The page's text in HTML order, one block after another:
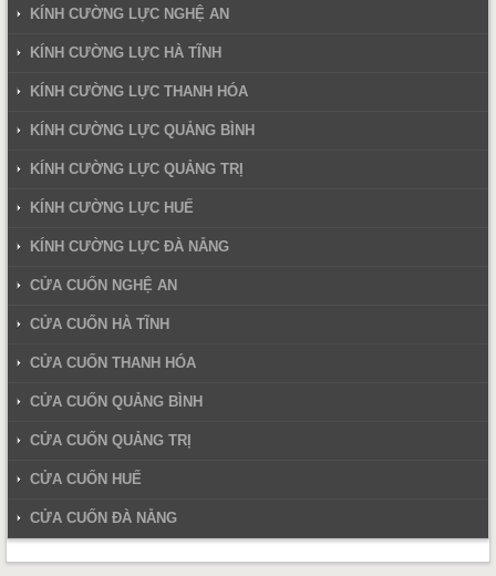
KÍNH CƯỜNG LỰC NGHỆ AN
KÍNH CƯỜNG LỰC HÀ TĨNH
KÍNH CƯỜNG LỰC THANH HÓA
KÍNH CƯỜNG LỰC QUẢNG BÌNH
KÍNH CƯỜNG LỰC QUẢNG TRỊ
KÍNH CƯỜNG LỰC HUẾ
KÍNH CƯỜNG LỰC ĐÀ NẴNG
CỬA CUỐN NGHỆ AN
CỬA CUỐN HÀ TĨNH
CỬA CUỐN THANH HÓA
CỬA CUỐN QUẢNG BÌNH
CỬA CUỐN QUẢNG TRỊ
CỬA CUỐN HUẾ
CỬA CUỐN ĐÀ NẴNG